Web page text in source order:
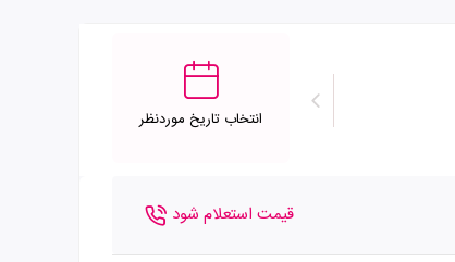
انتخاب تاریخ موردنظر
قیمت استعلام شود